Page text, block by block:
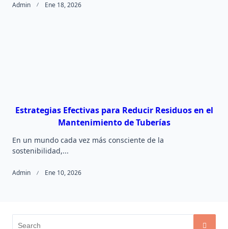
Admin Ene 18, 2026
Estrategias Efectivas para Reducir Residuos en el
Mantenimiento de Tuberías
En un mundo cada vez más consciente de la
sostenibilidad,...
Admin Ene 10, 2026
Search